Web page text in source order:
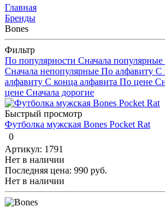
Главная
Бренды
Bones
Фильтр
По популярности Сначала популярные
Сначала непопулярные По алфавиту С
алфавиту С конца алфавита По цене
цене Сначала дорогие
Быстрый просмотр
Футболка мужская Bones Pocket Rat
0
Артикул: 1791
Нет в наличии
Последняя цена: 990 руб.
Нет в наличии